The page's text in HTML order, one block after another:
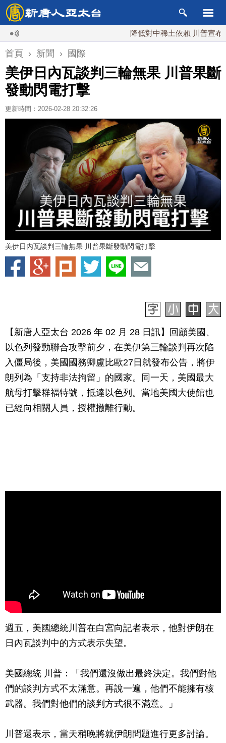
降低對中稀土依賴 川普宣布礦業投
首頁 › 新聞 › 國際
美伊日內瓦談判三輪無果 川普果斷
發動閃電打擊
更新時間：2026-02-28 20:32:26
美伊日內瓦談判三輪無果 川普果斷發動閃電打擊
【新唐人亞太台 2026 年 02 月 28 日訊】
回顧美國、
以色列發動聯合攻擊前夕，在美伊第三輪談判再次陷
入僵局後，美國國務卿盧比歐27日就發布公告，將伊
朗列為「支持非法拘留」的國家。同一天，美國最大
航母打擊群福特號，抵達以色列。當地美國大使館也
已經向相關人員，授權撤離行動。
週五，美國總統川普在白宮向記者表示，他對伊朗在
日內瓦談判中的方式表示失望。
美國總統 川普：「我們還沒做出最終決定。我們對他
們的談判方式不太滿意。再說一遍，他們不能擁有核
武器。我們對他們的談判方式很不滿意。」
川普還表示，當天稍晚將就伊朗問題進行更多討論。